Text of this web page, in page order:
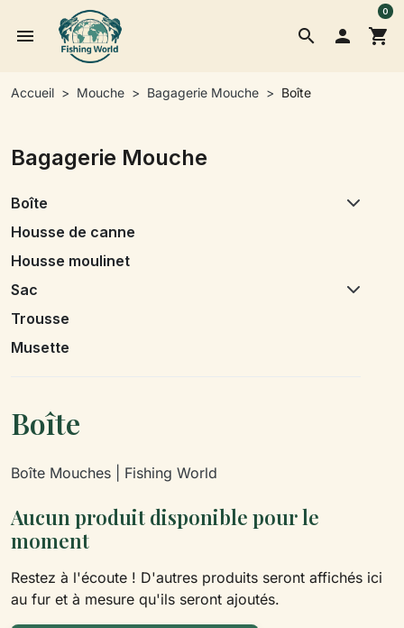
search
menu  shopping_cart
0
Accueil Mouche Bagagerie Mouche Boîte
Bagagerie Mouche
Boîte
Housse de canne
Housse moulinet
Sac
Trousse
Musette
Boîte
Boîte Mouches | Fishing World
Aucun produit disponible pour le
moment
Restez à l'écoute ! D'autres produits seront affichés ici
au fur et à mesure qu'ils seront ajoutés.